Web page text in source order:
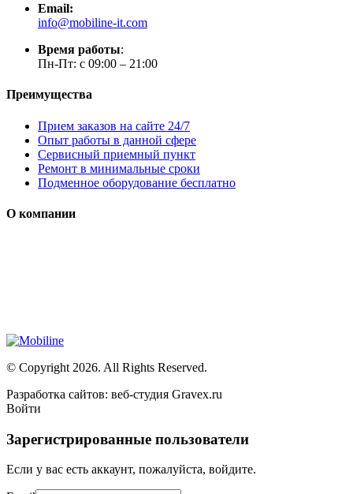
Email:
info@mobiline-it.com
Время работы:
Пн-Пт: с 09:00 – 21:00
Преимущества
Прием заказов на сайте 24/7
Опыт работы в данной сфере
Сервисный приемный пункт
Ремонт в минимальные сроки
Подменное оборудование бесплатно
О компании
© Copyright 2026. All Rights Reserved.
Разработка сайтов: веб-студия Gravex.ru
Войти
Зарегистрированные пользователи
Если у вас есть аккаунт, пожалуйста, войдите.